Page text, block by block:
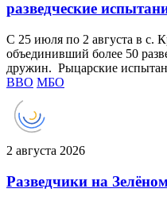
разведческие
С 25 июля по 2 августа в с.
объединивший более 50
дружин. Рыцарские
ВВО МБО
2 августа 2026
Разведчики на